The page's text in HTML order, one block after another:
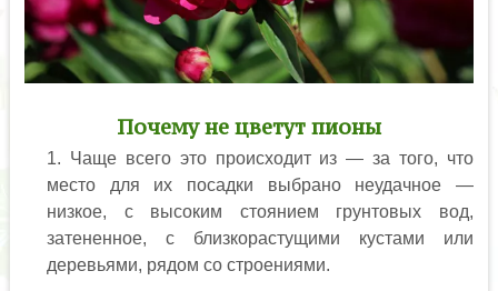
Почему не цветут пионы
Чаще всего это происходит из — за того, что
место для их посадки выбрано неудачное —
низкое, с высоким стоянием грунтовых вод,
затененное, с близкорастущими кустами или
деревьями, рядом со строениями.